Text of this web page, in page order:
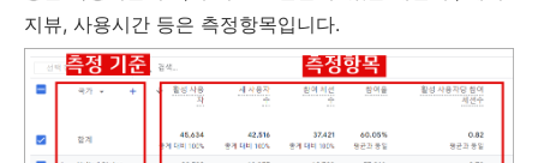
지뷰, 사용시간 등은 측정항목입니다.